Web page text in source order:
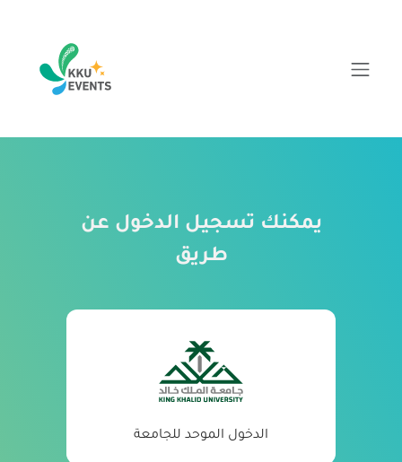
يمكنك تسجيل الدخول عن
طريق
الدخول الموحد للجامعة